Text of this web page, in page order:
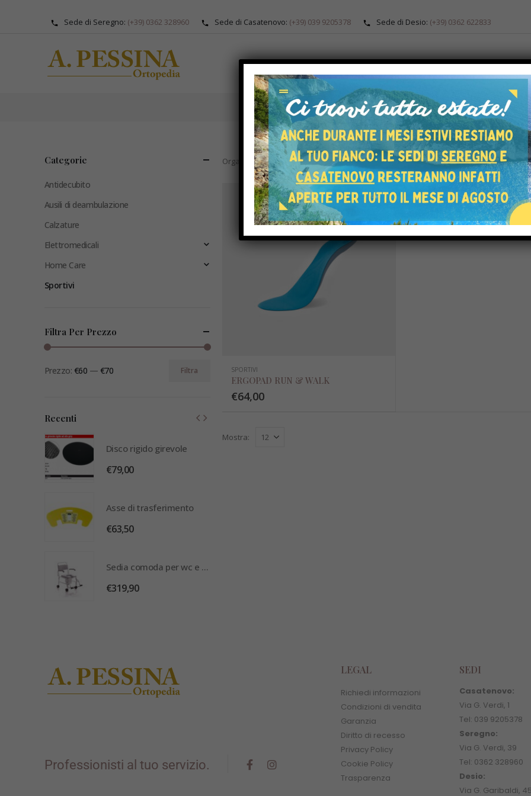
Sede di Seregno: (+39) 0362 328960 Sede di Casatenovo: (+39) 039 9205378 Sede di Desio: (+39) 0362 622833
CATALOGO ARTICOLI ORTOPEDICI PRODOTTI SU MISURA SERVIZI SU
HOME SHOP SPORTIVI
Organizza per:
SPORTIVI
ERGOPAD RUN & WALK
€64,00
Mostra:
Categorie
Antidecubito
Ausili di deambulazione
Calzature
Elettromedicali
Home Care
Sportivi
Filtra Per Prezzo
Filtra
Prezzo: €60 — €70
Recenti
Disco rigido girevole
€79,00
Asse di trasferimento
€63,50
Sedia comoda per wc e doccia
€319,90
Professionisti al tuo servizio.
LEGAL
Richiedi informazioni
Condizioni di vendita
Garanzia
Diritto di recesso
Privacy Policy
Cookie Policy
Trasparenza
SEDI
Casatenovo:
Via G. Verdi, 1
Tel: 039 9205378
Seregno:
Via G. Verdi, 39
Tel: 0362 328960
Desio:
Via G. Garibaldi,